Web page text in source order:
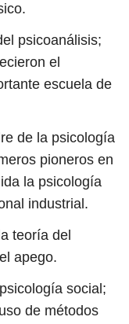
psicoanálisis;
el
escuela de
de la psicología
pioneros en
la psicología
industrial.
teoría del
apego.
social;
de métodos